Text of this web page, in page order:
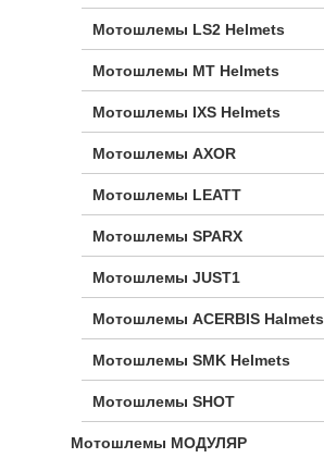
Мотошлемы LS2 Helmets
Мотошлемы MT Helmets
Мотошлемы IXS Helmets
Мотошлемы AXOR
Мотошлемы LEATT
Мотошлемы SPARX
Мотошлемы JUST1
Мотошлемы ACERBIS Halmets
Мотошлемы SMK Helmets
Мотошлемы SHOT
Мотошлемы МОДУЛЯР